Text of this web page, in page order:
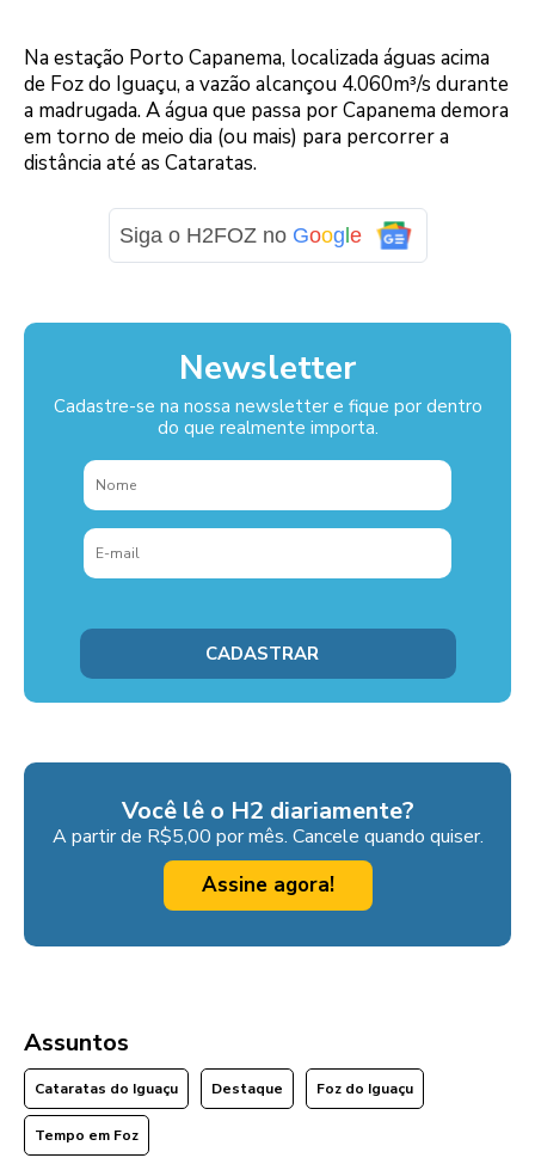
Na estação Porto Capanema, localizada águas acima
de Foz do Iguaçu, a vazão alcançou 4.060m³/s durante
a madrugada. A água que passa por Capanema demora
em torno de meio dia (ou mais) para percorrer a
distância até as Cataratas.
Siga o H2FOZ no Google
Newsletter
Cadastre-se na nossa newsletter e fique por dentro
do que realmente importa.
Você lê o H2 diariamente?
A partir de R$5,00 por mês. Cancele quando quiser.
Assine agora!
Assuntos
Cataratas do Iguaçu Destaque Foz do Iguaçu
Tempo em Foz